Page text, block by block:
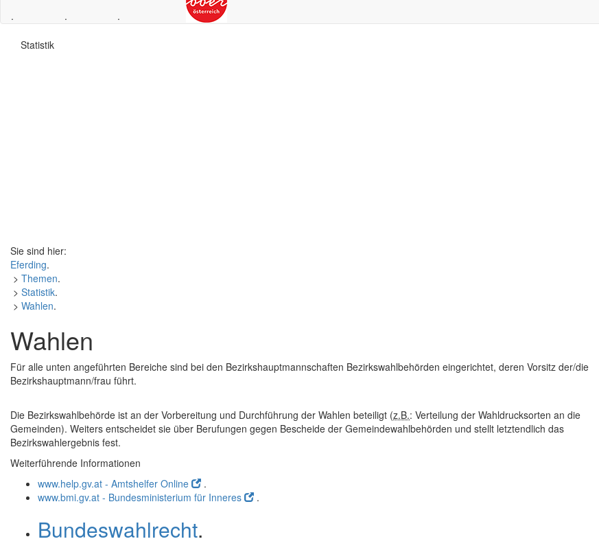
.
.
.
Statistik
Sie sind hier:
Eferding.
> Themen.
> Statistik.
> Wahlen.
Wahlen
Für alle unten angeführten Bereiche sind bei den Bezirkshauptmannschaften Bezirkswahlbehörden eingerichtet, deren Vorsitz der/die
Bezirkshauptmann/frau führt.
Die Bezirkswahlbehörde ist an der Vorbereitung und Durchführung der Wahlen beteiligt (z.B.: Verteilung der Wahldrucksorten an die
Gemeinden). Weiters entscheidet sie über Berufungen gegen Bescheide der Gemeindewahlbehörden und stellt letztendlich das
Bezirkswahlergebnis fest.
Weiterführende Informationen
www.help.gv.at - Amtshelfer Online
.
www.bmi.gv.at - Bundesministerium für Inneres
.
Bundeswahlrecht.